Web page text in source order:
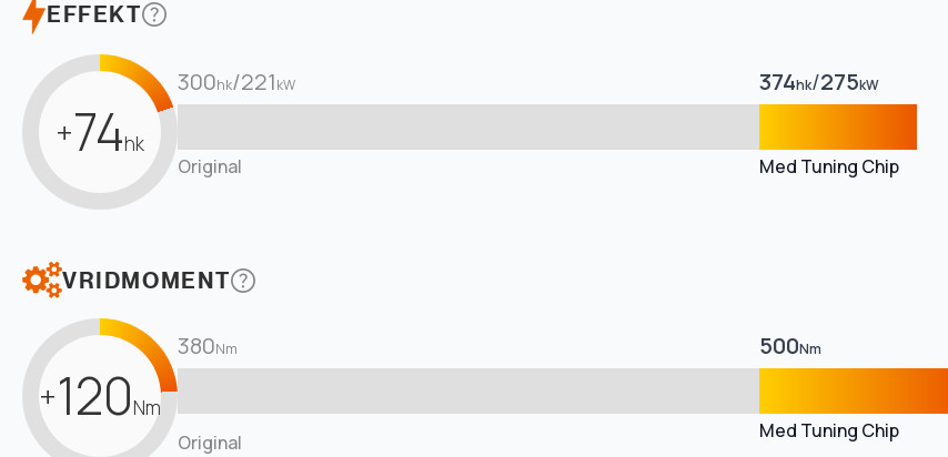
EFFEKT
+74hk
300hk/221kW 374hk/275kW
Original Med Tuning Chip
VRIDMOMENT
+120Nm
380Nm 500Nm
Original Med Tuning Chip